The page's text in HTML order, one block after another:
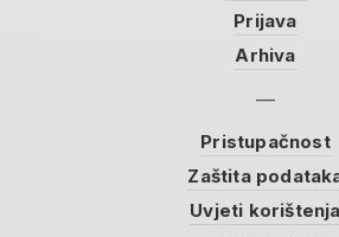
Prijava
Arhiva
Pristupačnost
Zaštita
Uvjeti korištenja